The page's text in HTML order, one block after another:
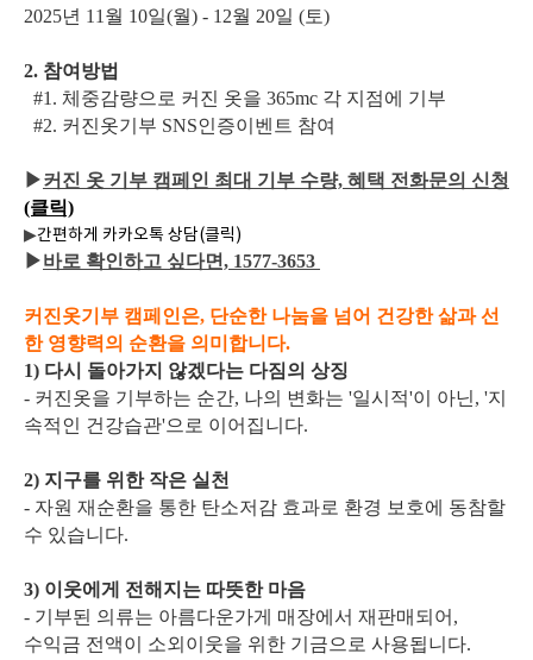
2025년 11월 10일(월) - 12월 20일 (토)
2. 참여방법
#1. 체중감량으로 커진 옷을 365mc 각 지점에 기부
#2. 커진옷기부 SNS인증이벤트 참여
▶커진 옷 기부 캠페인 최대 기부 수량, 혜택 전화문의 신청
(클릭)
▶간편하게 카카오톡 상담(클릭)
▶바로 확인하고 싶다면, 1577-3653
커진옷기부 캠페인은, 단순한 나눔을 넘어 건강한 삶과 선
한 영향력의 순환을 의미합니다.
1) 다시 돌아가지 않겠다는 다짐의 상징
- 커진옷을 기부하는 순간, 나의 변화는 '일시적'이 아닌, '지
속적인 건강습관'으로 이어집니다.
2) 지구를 위한 작은 실천
- 자원 재순환을 통한 탄소저감 효과로 환경 보호에 동참할
수 있습니다.
3) 이웃에게 전해지는 따뜻한 마음
- 기부된 의류는 아름다운가게 매장에서 재판매되어,
수익금 전액이 소외이웃을 위한 기금으로 사용됩니다.